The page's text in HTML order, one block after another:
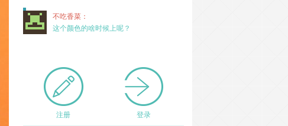
不吃香菜：
这个颜色的啥时候上呢？
注册 登录